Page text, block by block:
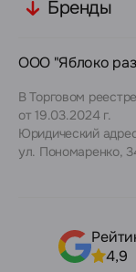
Бренды
ООО "Яблоко
В Торговом
от 19.03.2024 г.
Юридический
ул. Пономаренко,
4,9